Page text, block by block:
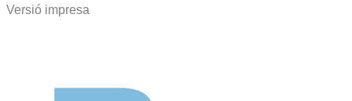
Versió impresa